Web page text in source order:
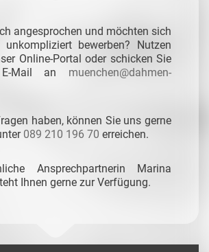
angesprochen und möchten sich
bewerben? Nutzen
Online-Portal oder schicken Sie
Mail an muenchen@dahmen-
haben, können Sie uns gerne
089 210 196 70 erreichen.
Ansprechpartnerin Marina
Ihnen gerne zur Verfügung.